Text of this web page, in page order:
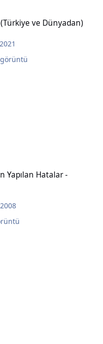
ve Dünyadan)
Yapılan Hatalar -